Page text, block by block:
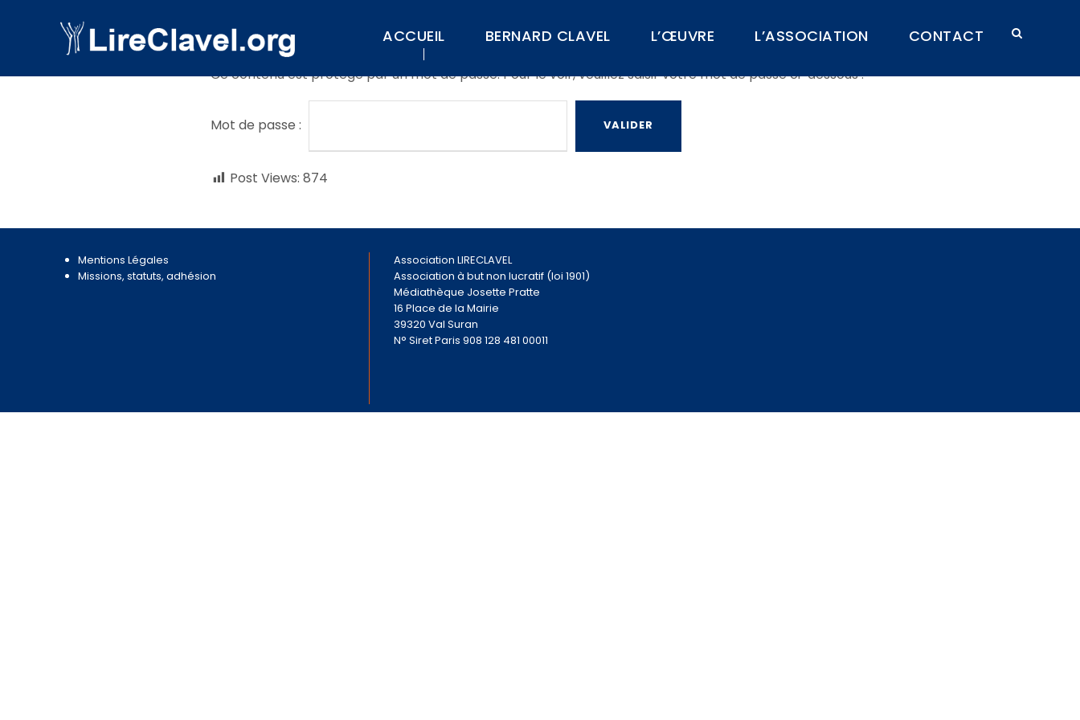
ACCUEIL BERNARD CLAVEL L’ŒUVRE L’ASSOCIATION CONTACT
Ce contenu est protégé par un mot de passe. Pour le voir, veuillez saisir votre mot de passe ci-dessous :
Mot de passe :
Post Views: 874
Mentions Légales
Missions, statuts, adhésion
Association LIRECLAVEL
Association à but non lucratif (loi 1901)
Médiathèque Josette Pratte
16 Place de la Mairie
39320 Val Suran
N° Siret Paris 908 128 481 00011